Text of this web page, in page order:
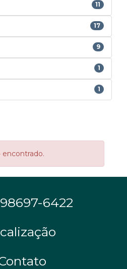
11
17
9
1
1
6422